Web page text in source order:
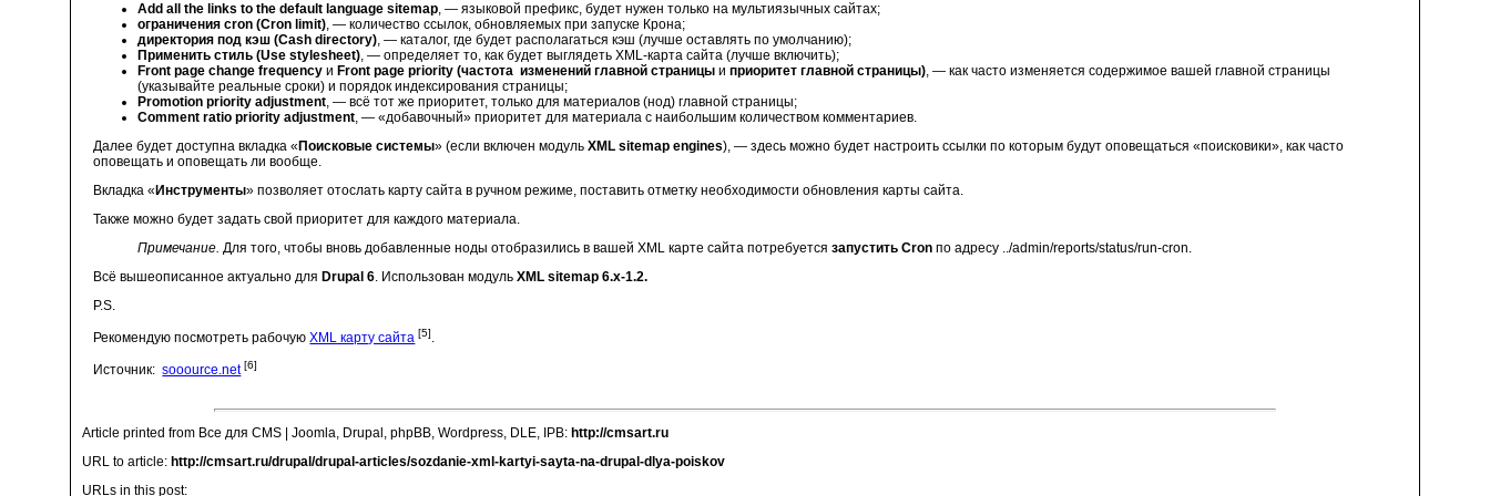
Add all the links to the default language sitemap, — языковой префикс, будет нужен только на мультиязычных сайтах;
ограничения cron (Cron limit), — количество ссылок, обновляемых при запуске Крона;
директория под кэш (Cash directory), — каталог, где будет располагаться кэш (лучше оставлять по умолчанию);
Применить стиль (Use stylesheet), — определяет то, как будет выглядеть XML-карта сайта (лучше включить);
Front page change frequencyи Front page priority (частота изменений главной страницыи приоритет главной страницы), — как часто изменяется содержимое вашей главной страницы
(указывайте реальные сроки) и порядок индексирования страницы;
Promotion priority adjustment, — всё тот же приоритет, только для материалов (нод) главной страницы;
Comment ratio priority adjustment, — «добавочный» приоритет для материала с наибольшим количеством комментариев.
Далее будет доступна вкладка « Поисковые системы» (если включен модульXML sitemap engines), — здесь можно будет настроить ссылки по которым будут оповещаться «поисковики», как часто
оповещать и оповещать ли вообще.
Вкладка « Инструменты» позволяет отослать карту сайта в ручном режиме, поставить отметку необходимости обновления карты сайта.
Также можно будет задать свой приоритет для каждого материала.
Примечание. Для того, чтобы вновь добавленные ноды отобразились в вашей XML карте сайта потребуетсязапустить Cron по адресу ../admin/reports/status/run-cron.
Всё вышеописанное актуально для Drupal 6. Использован модульXML sitemap 6.x-1.2.
P.S.
Рекомендую посмотреть рабочуюXML карту сайта [5].
Источник:sooource.net [6]
Article printed from Все для CMS | Joomla, Drupal, phpBB, Wordpress, DLE, IPB: http://cmsart.ru
URL to article: http://cmsart.ru/drupal/drupal-articles/sozdanie-xml-kartyi-sayta-na-drupal-dlya-poiskov
URLs in this post: